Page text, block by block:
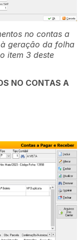
no contas a
geração da folha
item 3 deste
NO CONTAS A